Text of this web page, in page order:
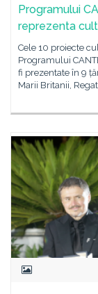
Programului
reprezenta
Cele 10 proiecte
Programului
fi prezentate în 9
Marii Britanii,